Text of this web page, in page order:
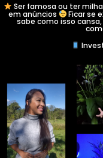
Ser famosa ou ter
em anúncios Ficar se
sabe como isso cansa,